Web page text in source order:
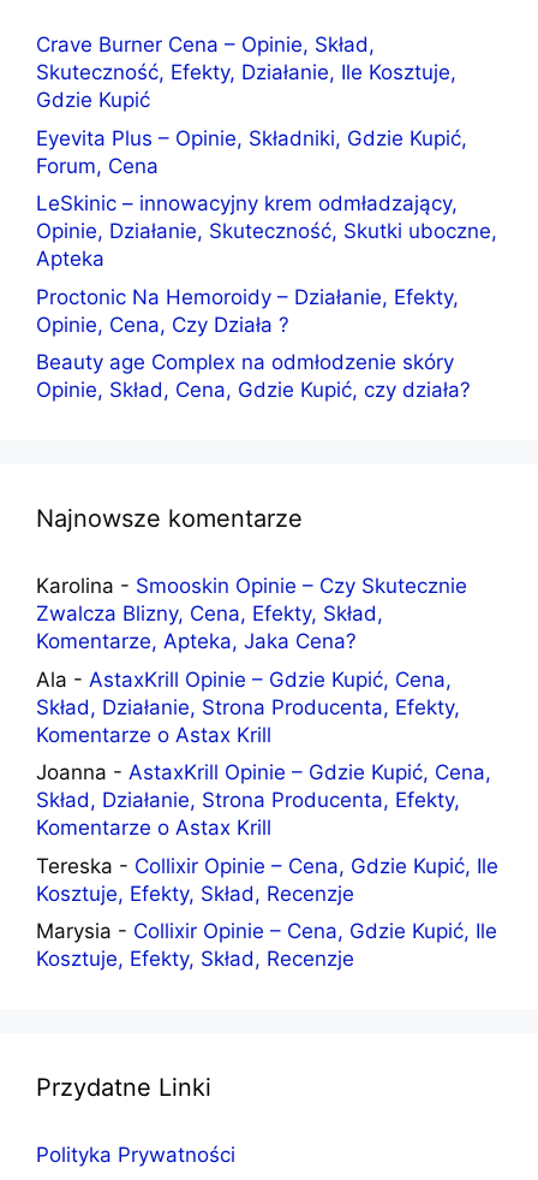
Crave Burner Cena – Opinie, Skład,
Skuteczność, Efekty, Działanie, Ile Kosztuje,
Gdzie Kupić
Eyevita Plus – Opinie, Składniki, Gdzie Kupić,
Forum, Cena
LeSkinic – innowacyjny krem odmładzający,
Opinie, Działanie, Skuteczność, Skutki uboczne,
Apteka
Proctonic Na Hemoroidy – Działanie, Efekty,
Opinie, Cena, Czy Działa ?
Beauty age Complex na odmłodzenie skóry
Opinie, Skład, Cena, Gdzie Kupić, czy działa?
Najnowsze komentarze
Karolina - Smooskin Opinie – Czy Skutecznie
Zwalcza Blizny, Cena, Efekty, Skład,
Komentarze, Apteka, Jaka Cena?
Ala - AstaxKrill Opinie – Gdzie Kupić, Cena,
Skład, Działanie, Strona Producenta, Efekty,
Komentarze o Astax Krill
Joanna - AstaxKrill Opinie – Gdzie Kupić, Cena,
Skład, Działanie, Strona Producenta, Efekty,
Komentarze o Astax Krill
Tereska - Collixir Opinie – Cena, Gdzie Kupić, Ile
Kosztuje, Efekty, Skład, Recenzje
Marysia - Collixir Opinie – Cena, Gdzie Kupić, Ile
Kosztuje, Efekty, Skład, Recenzje
Przydatne Linki
Polityka Prywatności